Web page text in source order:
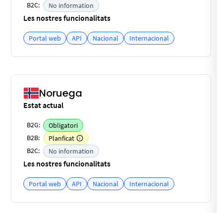
B2C:
No information
Les nostres funcionalitats
Portal web API Nacional Internacional
Noruega
Estat actual
B2G:
Obligatori
B2B:
Planficat
B2C:
No information
Les nostres funcionalitats
Portal web API Nacional Internacional